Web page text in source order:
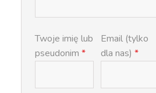
Twoje imię lub
pseudonim *
Email (tylko
dla nas)*